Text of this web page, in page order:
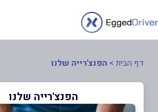
דף הבית > הפנצ'רייה שלנו
הפנצ'רייה שלנו